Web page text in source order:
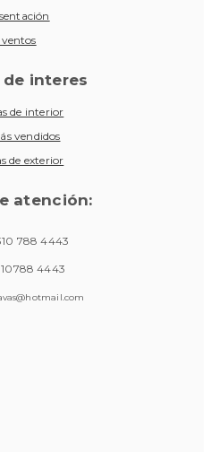
de interes
de interior
vendidos
de exterior
atención:
788 4443
4443